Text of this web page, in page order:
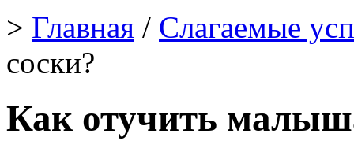
> Главная / Слагаемые
соски?
Как отучить